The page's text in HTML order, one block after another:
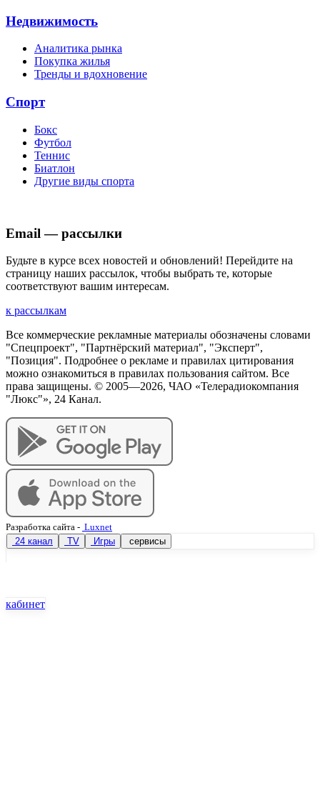
Недвижимость
Аналитика рынка
Покупка жилья
Тренды и вдохновение
Спорт
Бокс
Футбол
Теннис
Биатлон
Другие виды спорта
Email — рассылки
Будьте в курсе всех новостей и обновлений! Перейдите на
страницу наших рассылок, чтобы выбрать те, которые
соответствуют вашим интересам.
к рассылкам
Все коммерческие рекламные материалы обозначены словами
"Спецпроект", "Партнёрский материал", "Эксперт",
"Позиция". Подробнее о рекламе и правилах цитирования
можно ознакомиться в правилах пользования сайтом. Все
права защищены. © 2005—2026, ЧАО «Телерадиокомпания
"Люкс"», 24 Канал.
Разработка сайта - Luxnet
24 канал
TV Игры сервисы
кабинет